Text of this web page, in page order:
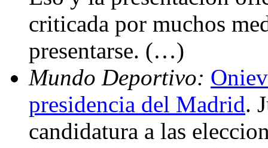
criticada por muchos
presentarse. (…)
Mundo Deportivo:
presidencia del Madrid.
candidatura a las